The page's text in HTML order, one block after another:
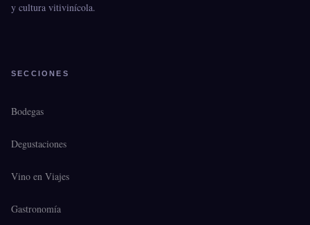
y cultura vitivinícola.
SECCIONES
Bodegas
Degustaciones
Vino en Viajes
Gastronomía